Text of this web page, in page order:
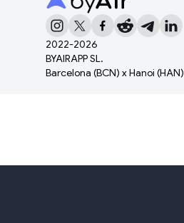
2022-2026
BYAIRAPP SL.
Barcelona (BCN) x Hanoi (HAN)